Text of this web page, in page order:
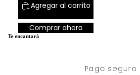
Agregar al carrito
Comprar ahora
Te encantará
Pago seguro